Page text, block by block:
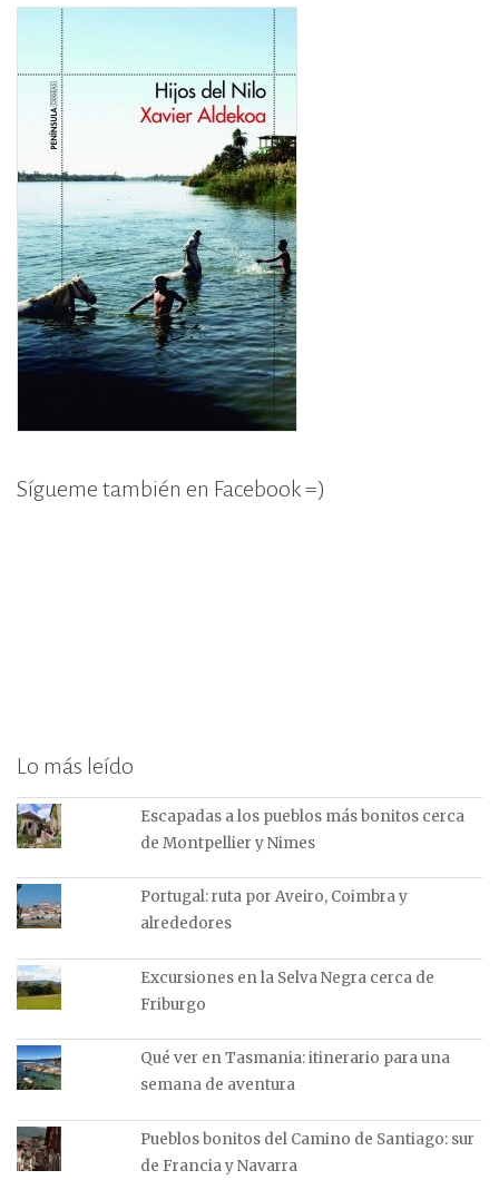
Sígueme también en Facebook =)
Lo más leído
Escapadas a los pueblos más bonitos cerca
de Montpellier y Nimes
Portugal: ruta por Aveiro, Coimbra y
alrededores
Excursiones en la Selva Negra cerca de
Friburgo
Qué ver en Tasmania: itinerario para una
semana de aventura
Pueblos bonitos del Camino de Santiago: sur
de Francia y Navarra